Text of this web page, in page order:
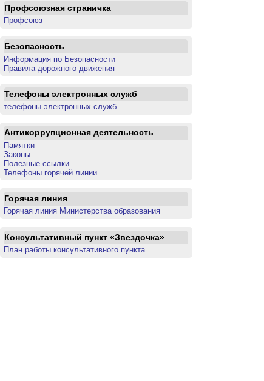
Профсоюзная страничка
Профсоюз
Безопасность
Информация по Безопасности
Правила дорожного движения
Телефоны электронных служб
телефоны электронных служб
Антикоррупционная деятельность
Памятки
Законы
Полезные ссылки
Телефоны горячей линии
Горячая линия
Горячая линия Министерства образования
Консультативный пункт «Звездочка»
План работы консультативного пункта